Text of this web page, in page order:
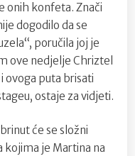
onih konfeta. Znači
dogodilo da se
poručila joj je
ove nedjelje Chriztel
ovoga puta brisati
ostaje za vidjeti.
će se složni
kojima je Martina na